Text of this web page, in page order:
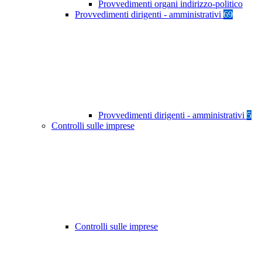
Provvedimenti organi indirizzo-politico
Provvedimenti dirigenti - amministrativi 69
Provvedimenti dirigenti - amministrativi 5
Controlli sulle imprese
Controlli sulle imprese